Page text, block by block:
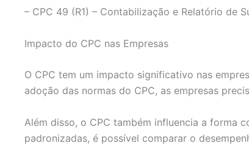
– CPC 49 (R1) – Contabilização e Relatório de
Impacto do CPC nas Empresas
O CPC tem um impacto significativo nas
adoção das normas do CPC, as empresas
Além disso, o CPC também influencia a forma
padronizadas, é possível comparar o